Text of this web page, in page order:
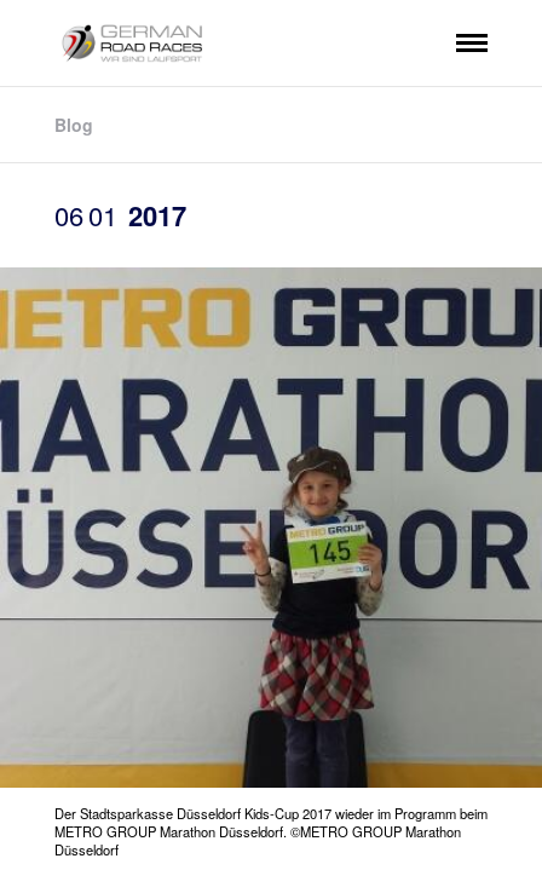
Blog
0601 2017
Der Stadtsparkasse Düsseldorf Kids-Cup 2017 wieder im Programm beim
METRO GROUP Marathon Düsseldorf. ©METRO GROUP Marathon
Düsseldorf